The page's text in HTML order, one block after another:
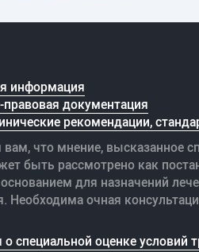
информация
документация
рекомендации,
что мнение, высказанное
быть рассмотрено как
для назначений
Необходима очная
специальной оценке условий